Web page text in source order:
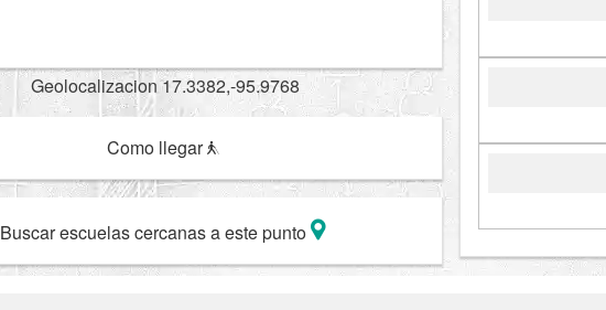
Geolocalizacion 17.3382,-95.9768
Como llegar
Buscar escuelas cercanas a este punto